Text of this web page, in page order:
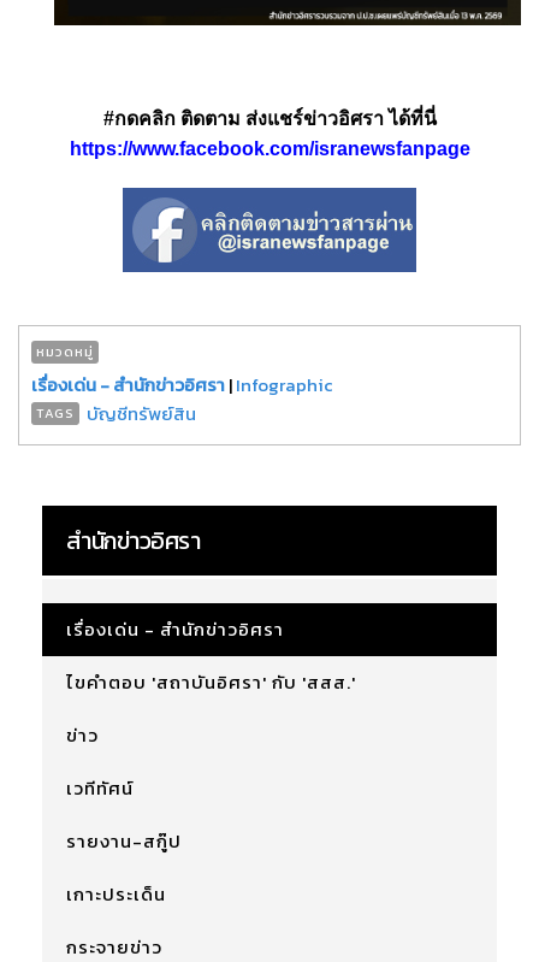
#กดคลิก ติดตาม ส่งแชร์ข่าวอิศรา ได้ที่นี่
https://www.facebook.com/isranewsfanpage
หมวดหมู่
เรื่องเด่น - สำนักข่าวอิศรา|Infographic
TAGS บัญชีทรัพย์สิน
สำนักข่าวอิศรา
เรื่องเด่น - สำนักข่าวอิศรา
ไขคำตอบ 'สถาบันอิศรา' กับ 'สสส.'
ข่าว
เวทีทัศน์
รายงาน-สกู๊ป
เกาะประเด็น
กระจายข่าว